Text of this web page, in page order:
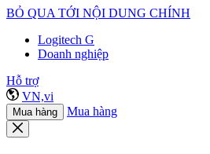
BỎ QUA TỚI NỘI DUNG CHÍNH
Logitech G
Doanh nghiệp
Hỗ trợ
VN,vi
Mua hàng Mua hàng